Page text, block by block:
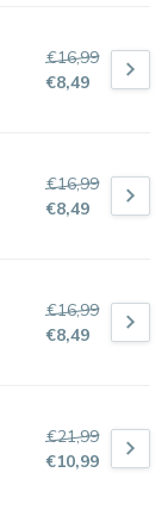
€16,99
€8,49
€16,99
€8,49
€16,99
€8,49
€21,99
€10,99